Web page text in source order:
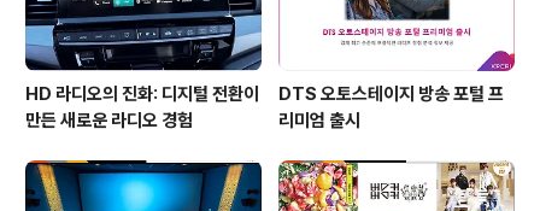
HD 라디오의 진화: 디지털 전환이
만든 새로운 라디오 경험
DTS 오토스테이지 방송 포털 프
리미엄 출시